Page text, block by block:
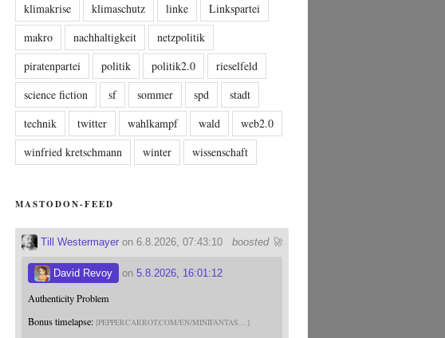
klimakrise
klimaschutz linke
Linkspartei
makro
nachhaltigkeit
netzpolitik
piratenpartei
politik politik2.0
rieselfeld
science fiction
sf sommer spd
stadt
technik
twitter wahlkampf wald
web2.0
winfried kretschmann
winter wissenschaft
MASTODON-FEED
boosted 🚀
Till Westermayer on 6.8.2026, 07:43:10
David Revoy on5.8.2026, 16:01:12
Authenticity Problem
Bonus timelapse: PEPPERCARROT.COM/EN/MINIFANTAS